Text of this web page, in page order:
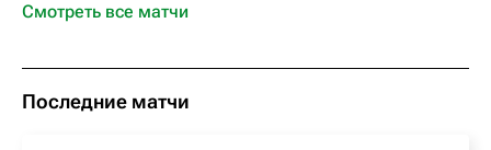
Смотреть все матчи
Последние матчи